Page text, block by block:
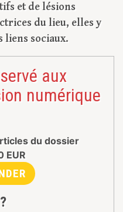
et de lésions
du lieu, elles y
liens sociaux.
aux
numérique
du dossier
EUR